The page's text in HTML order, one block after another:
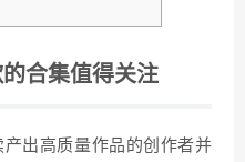
合集值得关注
出高质量作品的创作者并